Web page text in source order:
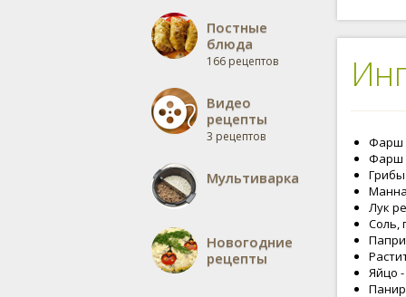
Постные
блюда
166 рецептов
Видео
рецепты
3 рецептов
Мультиварка
Новогодние
рецепты
Фарш
Фарш
Грибы
Лук
Соль,
Яйцо